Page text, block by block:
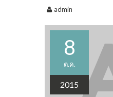
admin
8
ต.ค.
2015